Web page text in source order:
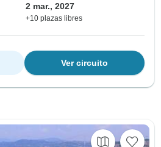
2 mar., 2027
+10 plazas libres
Ver circuito